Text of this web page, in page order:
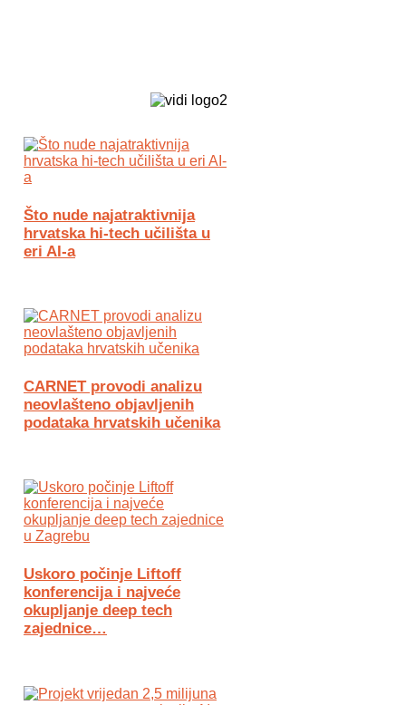
Što nude najatraktivnija
hrvatska hi-tech učilišta u
eri AI-a
CARNET provodi analizu
neovlašteno objavljenih
podataka hrvatskih učenika
Uskoro počinje Liftoff
konferencija i najveće
okupljanje deep tech
zajednice…